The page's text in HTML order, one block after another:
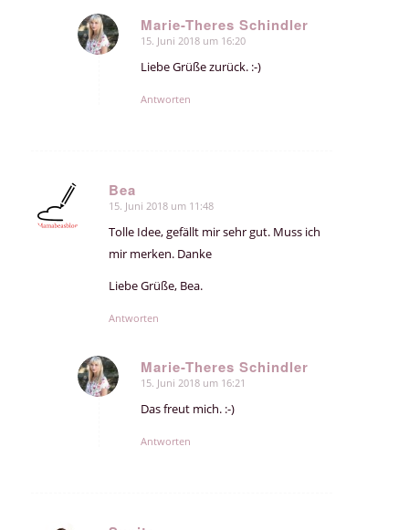
Marie-Theres Schindler
sagte:
15. Juni 2018 um 16:20
Liebe Grüße zurück. :-)
Antworten
Bea
sagte:
15. Juni 2018 um 11:48
Tolle Idee, gefällt mir sehr gut. Muss ich
mir merken. Danke
Liebe Grüße, Bea.
Antworten
Marie-Theres Schindler
sagte:
15. Juni 2018 um 16:21
Das freut mich. :-)
Antworten